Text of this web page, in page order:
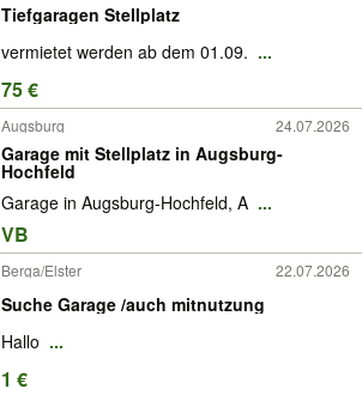
Tiefgaragen Stellplatz
vermietet werden ab dem 01.09. ...
75 €
Augsburg 24.07.2026
Garage mit Stellplatz in Augsburg-
Hochfeld
Garage in Augsburg-Hochfeld, A ...
VB
Berga/Elster 22.07.2026
Suche Garage /auch mitnutzung
Hallo ...
1 €